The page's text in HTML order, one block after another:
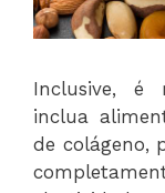
Inclusive, é
inclua
de colágeno,